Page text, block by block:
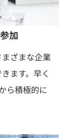
加
ざまな企業
ます。早く
ら積極的に